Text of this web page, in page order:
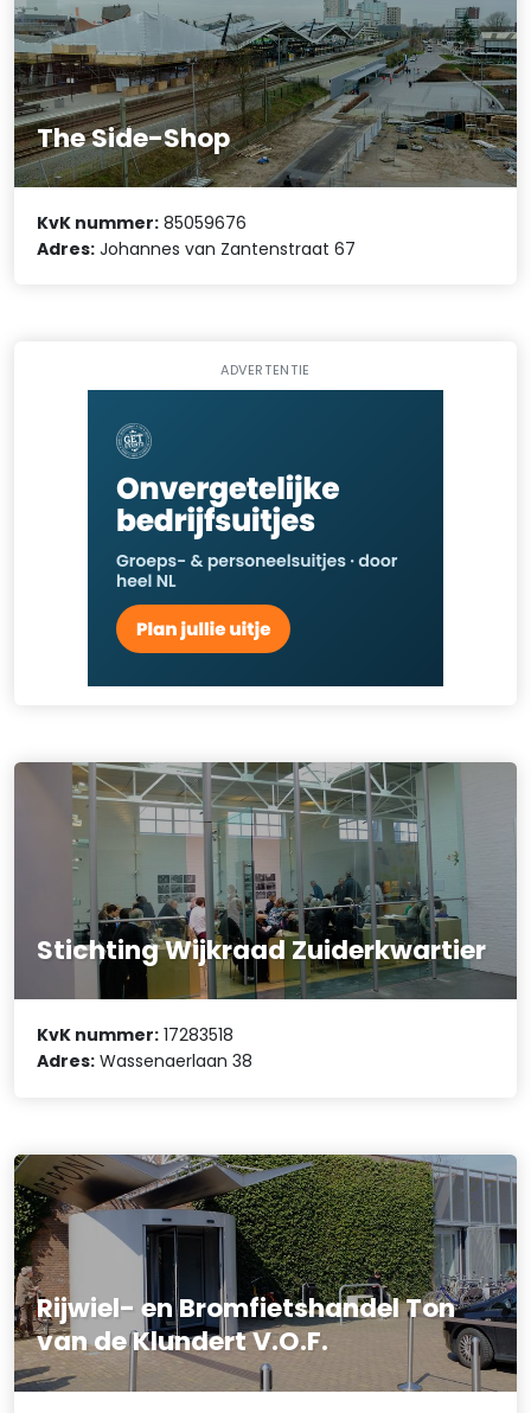
The Side-Shop
KvK nummer: 85059676
Adres: Johannes van Zantenstraat 67
ADVERTENTIE
Stichting Wijkraad Zuiderkwartier
KvK nummer: 17283518
Adres: Wassenaerlaan 38
Rijwiel- en Bromfietshandel Ton
van de Klundert V.O.F.